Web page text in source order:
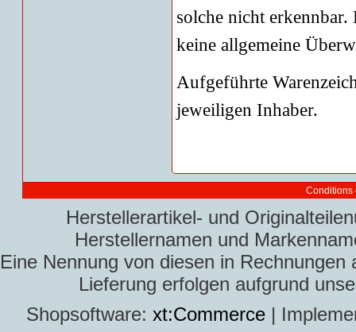
solche nicht
keine allgemeine
Aufgeführte
jeweiligen Inhaber.
Conditions
Herstellerartikel- und
Herstellernamen und
Eine Nennung von diesen in
Lieferung erfolgen aufgrund
Shopsoftware: xt:Commerce |